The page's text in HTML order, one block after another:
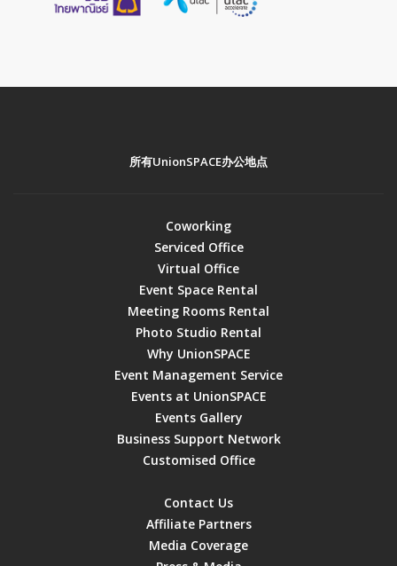
所有UnionSPACE办公地点
Coworking
Serviced Office
Virtual Office
Event Space Rental
Meeting Rooms Rental
Photo Studio Rental
Why UnionSPACE
Event Management Service
Events at UnionSPACE
Events Gallery
Business Support Network
Customised Office
Contact Us
Affiliate Partners
Media Coverage